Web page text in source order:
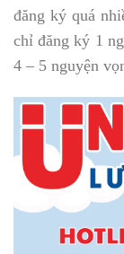
đăng ký quá
chỉ đăng ký 1
4 – 5 nguyện